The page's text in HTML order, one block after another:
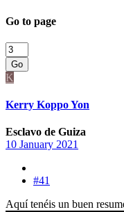
Go to page
Go
K
Kerry Koppo Yon
Esclavo de Guiza
10 January 2021
#41
Aquí tenéis un buen